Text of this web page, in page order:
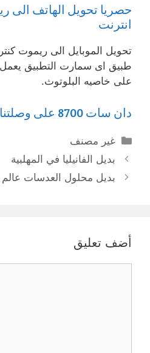
حصريا تحويل الهاتف الى
انترنت
تحويل الموبايل الى ريموت
طبيق اى سمارت التطبيق يعمل
على خاصيه البلوتوث.
دان سات 8700 على وصلتنا بدون فك DR4
التصنيفات
غير مصنف
بديل الفانيليا في المهلبية
بديل محلول العدسات عالم
أضف تعليق